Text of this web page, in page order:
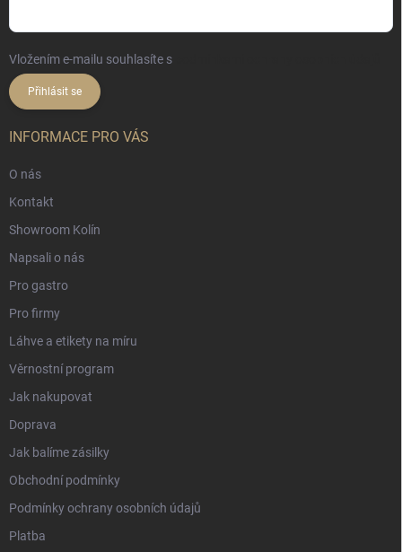
Vložením e-mailu souhlasíte s
Přihlásit se
INFORMACE PRO VÁS
O nás
Kontakt
Showroom Kolín
Napsali o nás
Pro gastro
Pro firmy
Láhve a etikety na míru
Věrnostní program
Jak nakupovat
Doprava
Jak balíme zásilky
Obchodní podmínky
Podmínky ochrany osobních údajů
Platba